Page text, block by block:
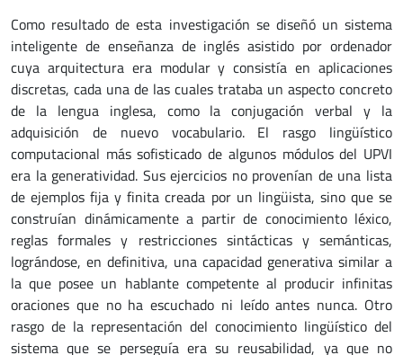
Como resultado de esta investigación se diseñó un sistema
inteligente de enseñanza de inglés asistido por ordenador
cuya arquitectura era modular y consistía en aplicaciones
discretas, cada una de las cuales trataba un aspecto concreto
de la lengua inglesa, como la conjugación verbal y la
adquisición de nuevo vocabulario. El rasgo lingüístico
computacional más sofisticado de algunos módulos del UPVI
era la generatividad. Sus ejercicios no provenían de una lista
de ejemplos fija y finita creada por un lingüista, sino que se
construían dinámicamente a partir de conocimiento léxico,
reglas formales y restricciones sintácticas y semánticas,
lográndose, en definitiva, una capacidad generativa similar a
la que posee un hablante competente al producir infinitas
oraciones que no ha escuchado ni leído antes nunca. Otro
rasgo de la representación del conocimiento lingüístico del
sistema que se perseguía era su reusabilidad, ya que no